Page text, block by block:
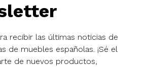
recibir las últimas noticias de
de muebles españolas. ¡Sé el
de nuevos productos,